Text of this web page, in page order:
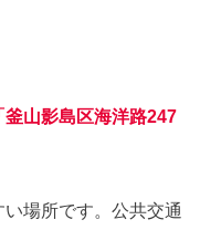
釜山影島区海洋路247
場所です。公共交通